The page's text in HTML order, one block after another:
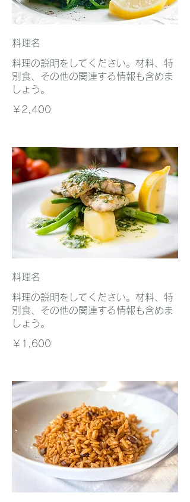
料理名
料理の説明をしてください。材料、特
別食、その他の関連する情報も含めま
しょう。
￥2,400
料理名
料理の説明をしてください。材料、特
別食、その他の関連する情報も含めま
しょう。
￥1,600